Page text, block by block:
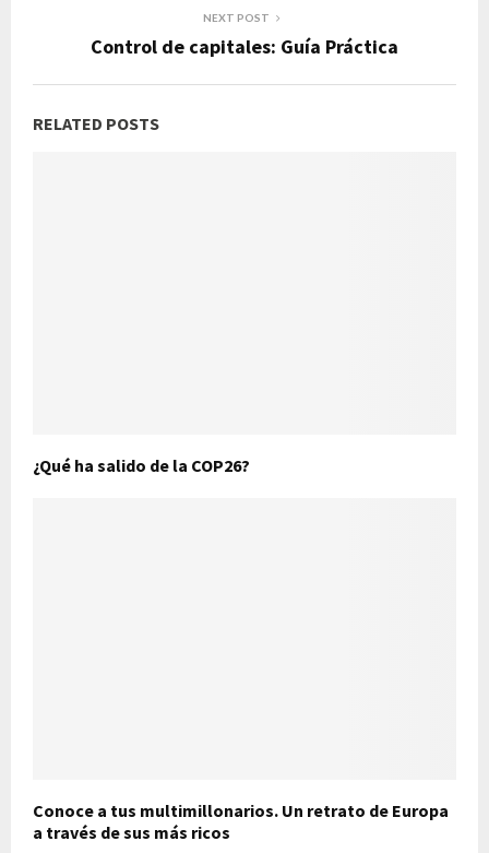
NEXT POST
Control de capitales: Guía Práctica
RELATED POSTS
¿Qué ha salido de la COP26?
Conoce a tus multimillonarios. Un retrato de Europa
a través de sus más ricos